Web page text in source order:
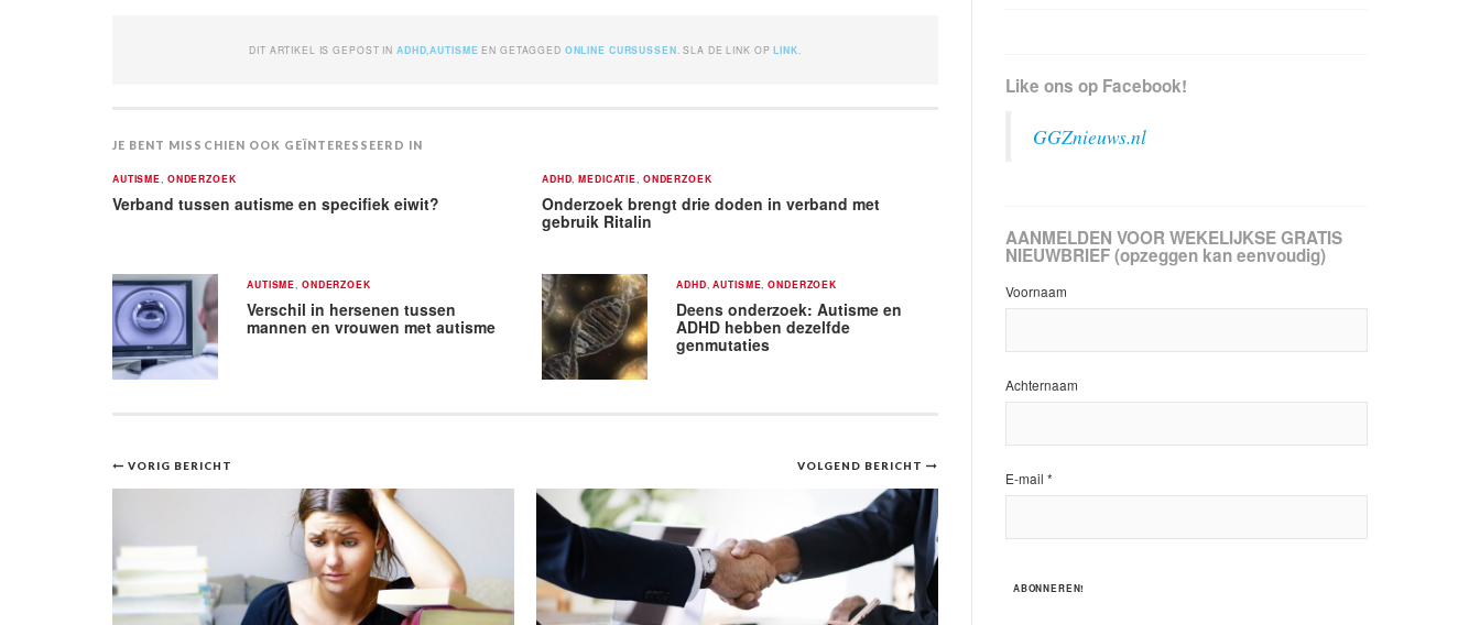
DIT ARTIKEL IS GEPOST IN ADHD ,AUTISME EN GETAGGED ONLINE CURSUSSEN . SLA DE LINK OPLINK
JE BENT MISSCHIEN OOK GEÏNTERESSEERD IN
AUTISME ONDERZOEK
Verband tussen autisme en specifiek eiwit?
ADHD ,MEDICATIE ONDERZOEK
Onderzoek brengt drie doden in verband met
gebruik Ritalin
AUTISME ONDERZOEK
Verschil in hersenen tussen
mannen en vrouwen met autisme
ADHD ,AUTISME ,ONDERZOEK
Deens onderzoek: Autisme en
ADHD hebben dezelfde
genmutaties
Bericht VOLGEND BERICHT
VORIG BERICHT
Like ons op Facebook!
GGZnieuws.nl
AANMELDEN VOOR WEKELIJKSE GRATIS
NIEUWBRIEF (opzeggen kan eenvoudig)
Voornaam
Achternaam
E-mail *